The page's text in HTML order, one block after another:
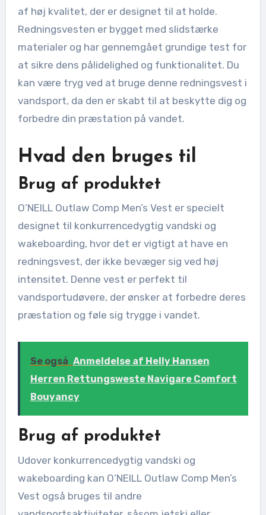
af høj kvalitet, der er designet til at holde.
Redningsvesten er bygget med slidstærke
materialer og har gennemgået grundige test for
at sikre dens pålidelighed og funktionalitet. Du
kan være tryg ved at bruge denne redningsvest i
vandsport, da den er skabt til at beskytte dig og
forbedre din præstation på vandet.
Hvad den bruges til
Brug af produktet
O’NEILL Outlaw Comp Men’s Vest er specielt
designet til konkurrencedygtig vandski og
wakeboarding, hvor det er vigtigt at have en
redningsvest, der ikke bevæger sig ved høj
intensitet. Denne vest er perfekt til
vandsportudøvere, der ønsker at forbedre deres
præstation og føle sig trygge i vandet.
Se også Anmeldelse af Helly Hansen
Herren Rettungsweste Navigare Comfort
Bouyancy
Brug af produktet
Udover konkurrencedygtig vandski og
wakeboarding kan O’NEILL Outlaw Comp Men’s
Vest også bruges til andre